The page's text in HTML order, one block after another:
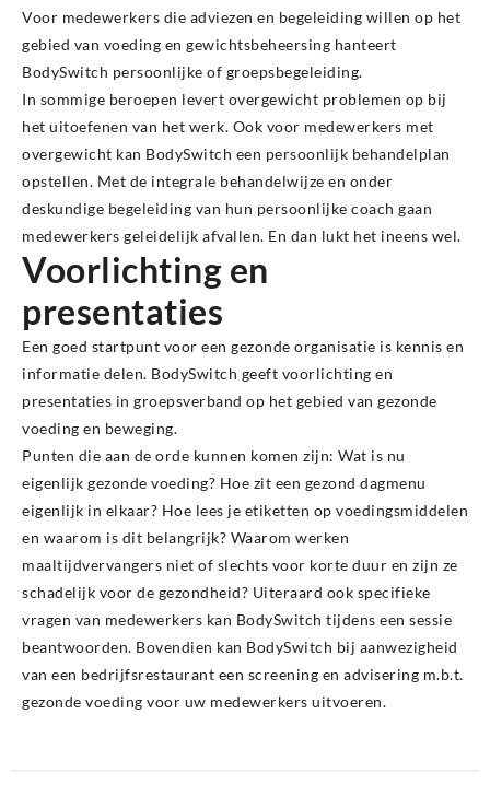
Voor medewerkers die adviezen en begeleiding willen op het
gebied van voeding en gewichtsbeheersing hanteert
BodySwitch persoonlijke of groepsbegeleiding.
In sommige beroepen levert overgewicht problemen op bij
het uitoefenen van het werk. Ook voor medewerkers met
overgewicht kan BodySwitch een persoonlijk behandelplan
opstellen. Met de integrale behandelwijze en onder
deskundige begeleiding van hun persoonlijke coach gaan
medewerkers geleidelijk afvallen. En dan lukt het ineens wel.
Voorlichting en
presentaties
Een goed startpunt voor een gezonde organisatie is kennis en
informatie delen. BodySwitch geeft voorlichting en
presentaties in groepsverband op het gebied van gezonde
voeding en beweging.
Punten die aan de orde kunnen komen zijn: Wat is nu
eigenlijk gezonde voeding? Hoe zit een gezond dagmenu
eigenlijk in elkaar? Hoe lees je etiketten op voedingsmiddelen
en waarom is dit belangrijk? Waarom werken
maaltijdvervangers niet of slechts voor korte duur en zijn ze
schadelijk voor de gezondheid? Uiteraard ook specifieke
vragen van medewerkers kan BodySwitch tijdens een sessie
beantwoorden. Bovendien kan BodySwitch bij aanwezigheid
van een bedrijfsrestaurant een screening en advisering m.b.t.
gezonde voeding voor uw medewerkers uitvoeren.